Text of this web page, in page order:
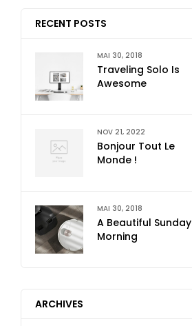
RECENT POSTS
MAI 30, 2018
Traveling Solo Is
Awesome
NOV 21, 2022
Bonjour Tout Le
Monde !
MAI 30, 2018
A Beautiful Sunday
Morning
ARCHIVES